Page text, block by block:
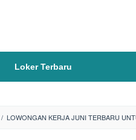
Loker Terbaru
/ LOWONGAN KERJA JUNI TERBARU